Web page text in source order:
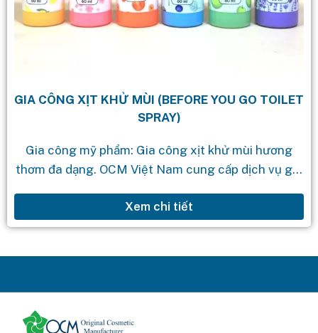
GIA CÔNG XỊT KHỬ MÙI (BEFORE YOU GO TOILET
SPRAY)
Gia công mỹ phẩm: Gia công xịt khử mùi hương
thơm đa dạng. OCM Việt Nam cung cấp dịch vụ gia
Xem chi tiết